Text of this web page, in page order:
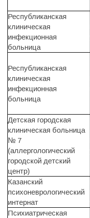
Республиканская
клиническая
инфекционная
больница
Республиканская
клиническая
инфекционная
больница
Детская городская
клиническая больница
№ 7
(аллергологический
городской детский
центр)
Казанский
психоневрологический
интернат
Психиатрическая